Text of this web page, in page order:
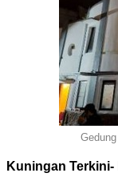
Kuningan Terkini-